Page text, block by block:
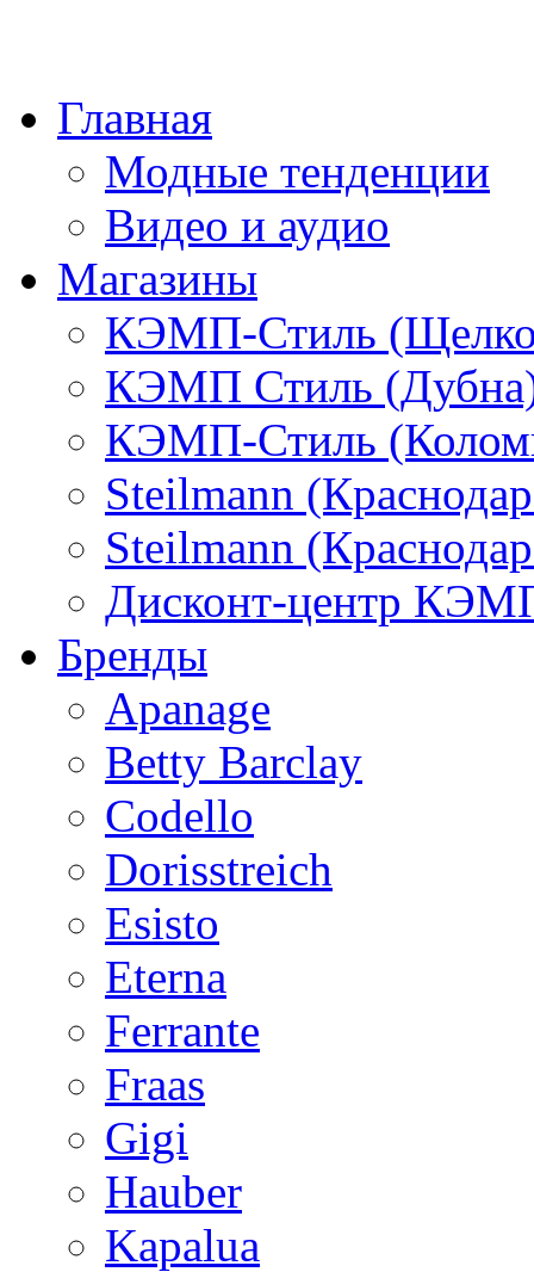
Главная
Модные тенденции
Видео и аудио
Магазины
КЭМП-Стиль
КЭМП Стиль
КЭМП-Стиль
Steilmann
Steilmann
Дисконт-центр
Бренды
Apanage
Betty Barclay
Codello
Dorisstreich
Esisto
Eterna
Ferrante
Fraas
Gigi
Hauber
Kapalua